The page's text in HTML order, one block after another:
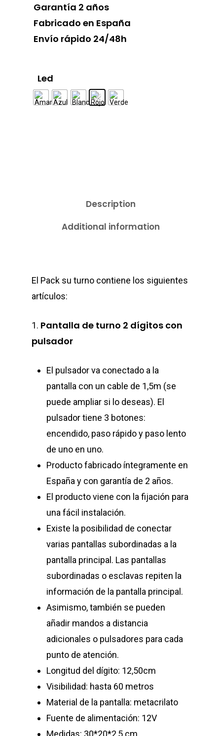
Garantía 2 años
Fabricado en España
Envío rápido 24/48h
Led
Description
Additional information
El Pack su turno contiene los siguientes
artículos:
1. Pantalla de turno 2 dígitos con
pulsador
El pulsador va conectado a la
pantalla con un cable de 1,5m (se
puede ampliar si lo deseas). El
pulsador tiene 3 botones:
encendido, paso rápido y paso lento
de uno en uno.
Producto fabricado íntegramente en
España y con garantía de 2 años.
El producto viene con la fijación para
una fácil instalación.
Existe la posibilidad de conectar
varias pantallas subordinadas a la
pantalla principal. Las pantallas
subordinadas o esclavas repiten la
información de la pantalla principal.
Asimismo, también se pueden
añadir mandos a distancia
adicionales o pulsadores para cada
punto de atención.
Longitud del dígito: 12,50cm
Visibilidad: hasta 60 metros
Material de la pantalla: metacrilato
Fuente de alimentación: 12V
Medidas: 30*20*2,5 cm